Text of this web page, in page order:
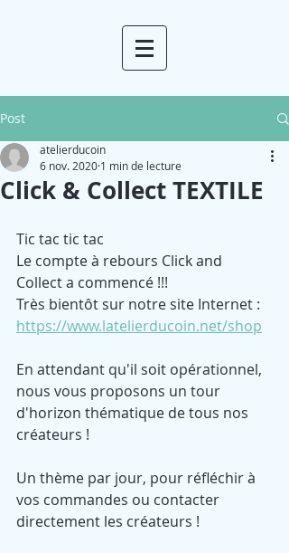
Post
Click & Collect TEXTILE
atelierducoin
6 nov. 2020 1 min de lecture
Tic tac tic tac
Le compte à rebours Click and
Collect a commencé !!!
Très bientôt sur notre site Internet :
https://www.latelierducoin.net/shop
En attendant qu'il soit opérationnel,
nous vous proposons un tour
d'horizon thématique de tous nos
créateurs !
Un thème par jour, pour réfléchir à
vos commandes ou contacter
directement les créateurs !